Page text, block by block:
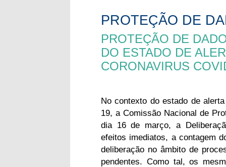
PROTEÇÃO DE
PROTEÇÃO DE
DO ESTADO DE
CORONAVIRUS
No contexto do estado de
19, a Comissão Nacional de
dia 16 de março, a
efeitos imediatos, a contagem
deliberação no âmbito de
pendentes. Como tal, os